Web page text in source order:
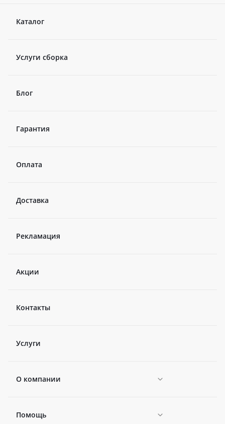
Каталог
Услуги сборка
Блог
Гарантия
Оплата
Доставка
Рекламация
Акции
Контакты
Услуги
О компании
Новости
Помощь